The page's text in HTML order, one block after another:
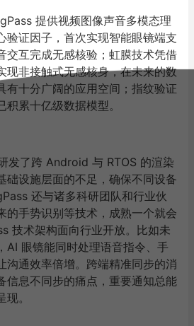
提供视频图像声音多模态理
验证因子，首次实现智能眼镜端支
交互完成无感核验；虹膜技术凭借
现非接触式无感核身，在未来的数
有十分广阔的应用空间；指纹验证
累十亿级数据模型。
发了跨 Android 与 RTOS 的渲染
础设施层面的不足，确保不同设备
还与诸多科研团队和行业伙
的手势识别等技术，成熟一个就会
技术架构面向行业开放。比如未
AI 眼镜能同时处理语音指令、手
沟通效率倍增。跨端精准同步的消
信息不同步的痛点，重要通知总能
。